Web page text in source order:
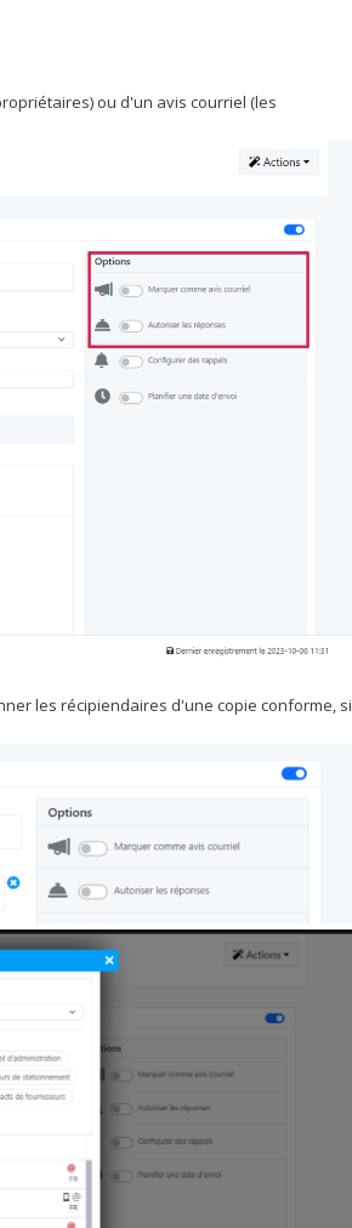
ou d'un avis courriel (les
les récipiendaires d'une copie conforme, si